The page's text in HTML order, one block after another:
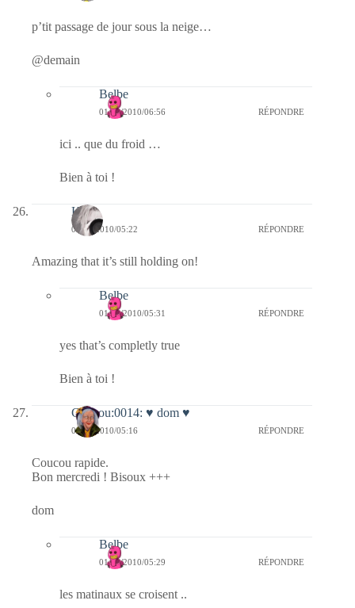
p’tit passage de jour sous la neige…
@demain
Belbe
01/12/2010/06:56 RÉPONDRE
ici .. que du froid …
Bien à toi !
Kala
01/12/2010/05:22 RÉPONDRE
Amazing that it’s still holding on!
Belbe
01/12/2010/05:31 RÉPONDRE
yes that’s completly true
Bien à toi !
Coucou:0014: ♥ dom ♥
01/12/2010/05:16 RÉPONDRE
Coucou rapide.
Bon mercredi ! Bisoux +++
dom
Belbe
01/12/2010/05:29 RÉPONDRE
les matinaux se croisent ..